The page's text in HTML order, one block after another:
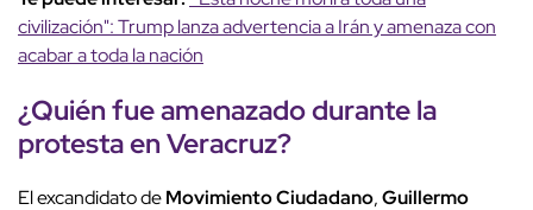
civilización": Trump lanza advertencia a Irán y amenaza con
acabar a toda la nación
¿Quién fue amenazado durante la
protestaen Veracruz?
El excandidato deMovimiento Ciudadano,Guillermo